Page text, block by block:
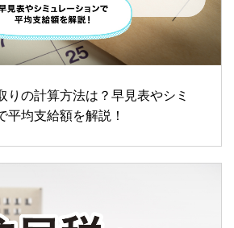
りの計算方法は？早見表やシミ
平均支給額を解説！